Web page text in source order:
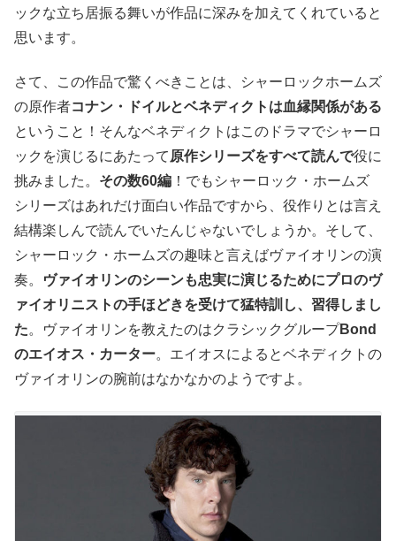
ックな立ち居振る舞いが作品に深みを加えてくれていると
思います。
さて、この作品で驚くべきことは、シャーロックホームズ
の原作者コナン・ドイルとベネディクトは血縁関係がある
ということ！そんなベネディクトはこのドラマでシャーロ
ックを演じるにあたって 原作シリーズをすべて読んで役に
挑みました。 その数60編 ！でもシャーロック・ホームズ
シリーズはあれだけ面白い作品ですから、役作りとは言え
結構楽しんで読んでいたんじゃないでしょうか。そして、
シャーロック・ホームズの趣味と言えばヴァイオリンの演
奏。
ヴァイオリンのシーンも忠実に演じるためにプロのヴ
ァイオリニストの手ほどきを受けて猛特訓し、習得しまし
た。ヴァイオリンを教えたのはクラシックグループBond
のエイオス・カーター。エイオスによるとベネディクトの
ヴァイオリンの腕前はなかなかのようですよ。